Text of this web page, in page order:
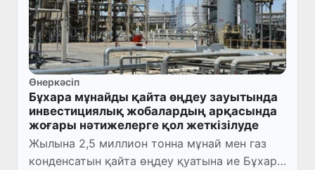
Өнеркәсіп
Бұхара мұнайды қайта өңдеу зауытында
инвестициялық жобалардың арқасында
жоғары нәтижелерге қол жеткізілуде
Жылына 2,5 миллион тонна мұнай мен газ
конденсатын қайта өңдеу қуатына ие Бұхара